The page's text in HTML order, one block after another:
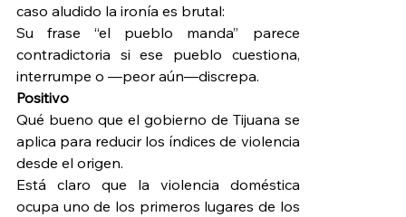
caso aludido la ironía es brutal:
Su frase “el pueblo manda” parece
contradictoria si ese pueblo cuestiona,
interrumpe o —peor aún—discrepa.
Positivo
Qué bueno que el gobierno de Tijuana se
aplica para reducir los índices de violencia
desde el origen.
Está claro que la violencia doméstica
ocupa uno de los primeros lugares de los